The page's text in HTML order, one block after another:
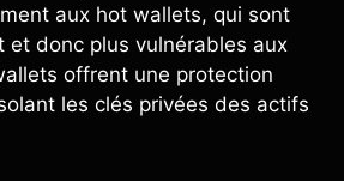
aux hot wallets, qui sont
et donc plus vulnérables aux
offrent une protection
les clés privées des actifs